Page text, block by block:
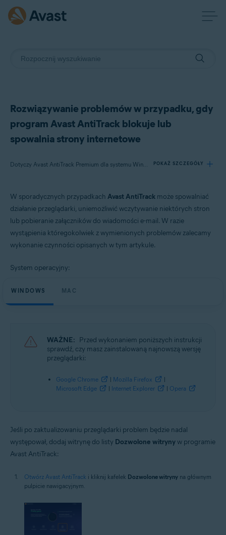
Rozwiązywanie problemów w przypadku, gdy
program Avast AntiTrack blokuje lub
spowalnia strony internetowe
Dotyczy Avast AntiTrack Premium dla systemu Windows, Avast AntiTrack dla komputerów Mac POKAŻ SZCZEGÓŁY
Produkty:
Avast AntiTrack 1.x dla komputerów Mac
Systemy operacyjne:
Microsoft Windows 10 Home / Pro / Enterprise / Education — wersja
Microsoft Windows 8.1 / Pro / Enterprise — wersja 32-/64-bitowa
Microsoft Windows 7 Home Basic / Home Premium / Professional /
Apple macOS 12.x (Monterey)
Apple macOS 11.x (Big Sur)
Apple macOS 10.15.x (Catalina)
Apple macOS 10.13.x (High Sierra)
Apple macOS 10.12.x (Sierra)
W sporadycznych przypadkach Avast AntiTrack może spowalniać
działanie przeglądarki, uniemożliwić wczytywanie niektórych stron
lub pobieranie załączników do wiadomości e-mail. W razie
wystąpienia któregokolwiek z wymienionych problemów zalecamy
wykonanie czynności opisanych w tym artykule.
System operacyjny:
WINDOWS MAC
WAŻNE: Przed wykonaniem poniższych instrukcji
sprawdź, czy masz zainstalowaną najnowszą wersję
przeglądarki:
Google Chrome | Mozilla Firefox
|
Microsoft Edge
| Internet Explorer | Opera
Jeśli po zaktualizowaniu przeglądarki problem będzie nadal
występował, dodaj witrynę do listy Dozwolone witrynyw programie
Avast AntiTrack:
Otwórz Avast AntiTrack i kliknij kafelek Dozwolone witryny na głównym
pulpicie nawigacyjnym.